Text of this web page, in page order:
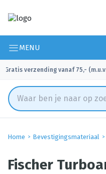
MENU
Gratis verzending vanaf 75,-
Home Bevestigingsmateriaal
Fischer